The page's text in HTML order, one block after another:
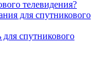
телевидения?
для спутникового
спутникового